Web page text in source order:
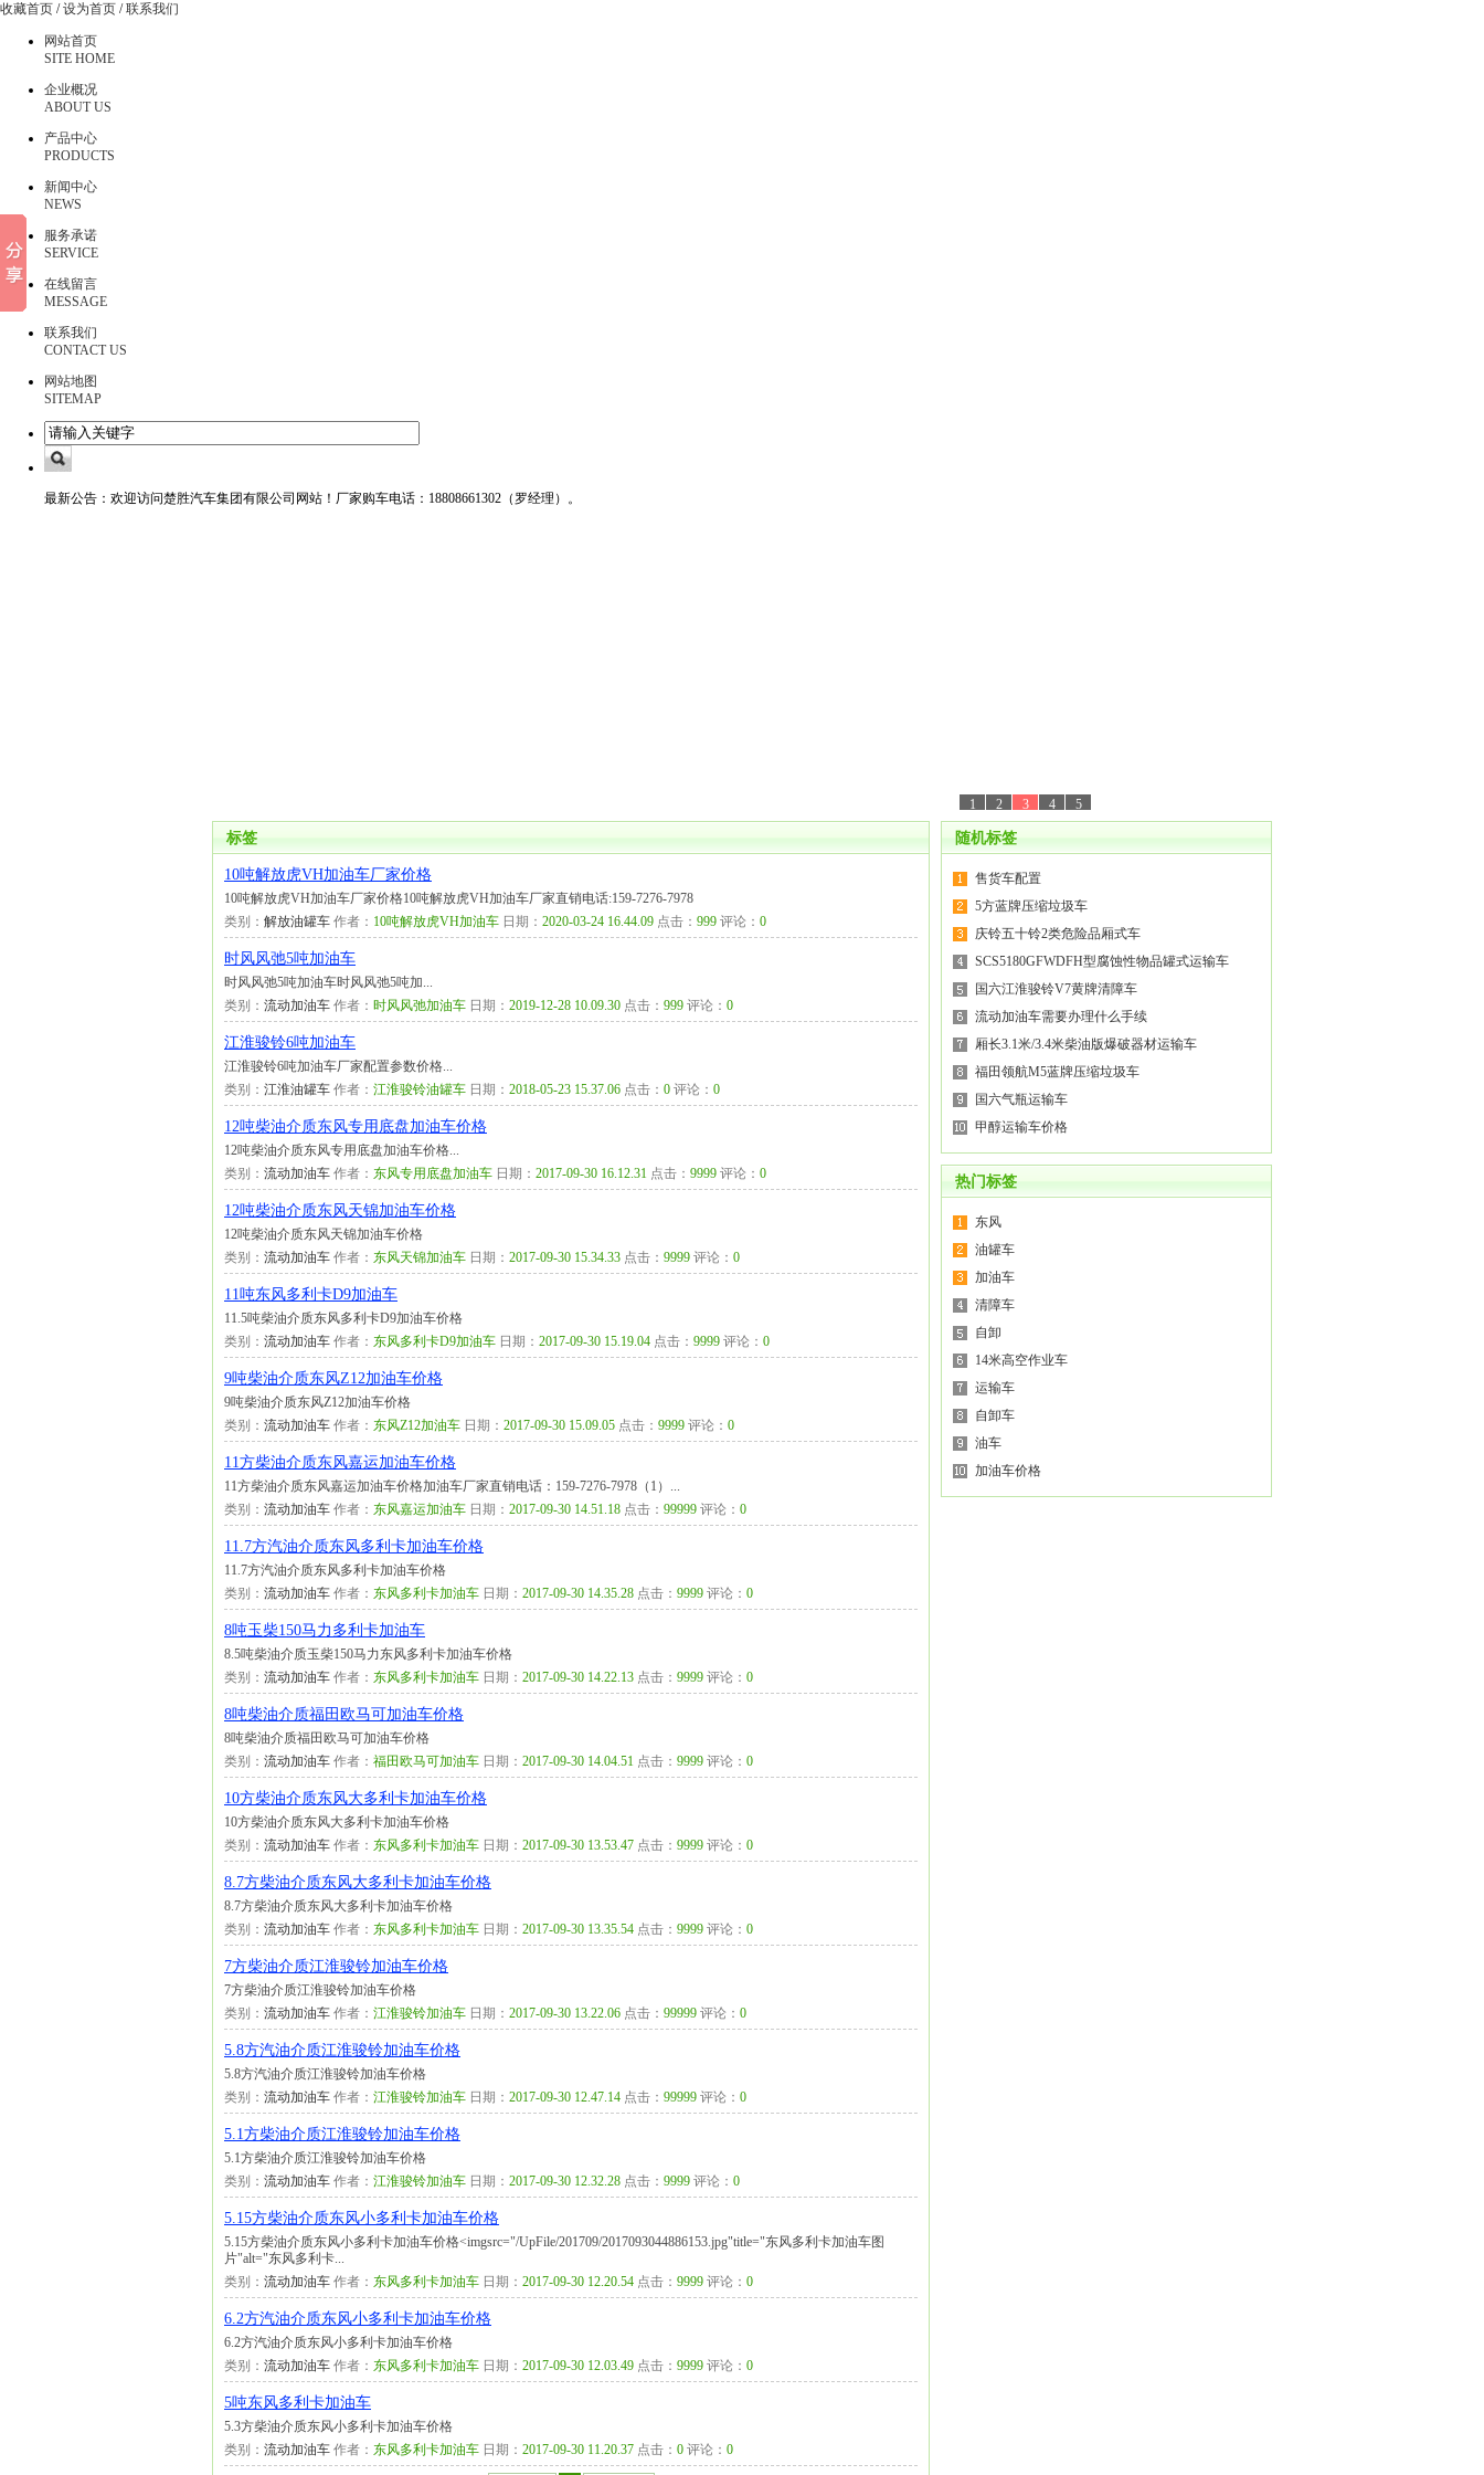
收藏首页 /设为首页 /联系我们
网站首页
SITE HOME
企业概况
ABOUT US
产品中心
PRODUCTS
新闻中心
NEWS
服务承诺
SERVICE
在线留言
MESSAGE
联系我们
CONTACT US
网站地图
SITEMAP
最新公告： 欢迎访问楚胜汽车集团有限公司网站！厂家购车电话：18808661302（罗经理）。
5
4
3
2
1
标签
10吨解放虎VH加油车厂家价格
10吨解放虎VH加油车厂家价格10吨解放虎VH加油车厂家直销电话:159-7276-7978
类别： 解放油罐车 作者： 10吨解放虎VH加油车 日期： 2020-03-24 16.44.09 点击： 999 评论： 0
时风风弛5吨加油车
时风风弛5吨加油车时风风弛5吨加...
类别： 流动加油车 作者： 时风风弛加油车 日期： 2019-12-28 10.09.30 点击： 999 评论： 0
江淮骏铃6吨加油车
江淮骏铃6吨加油车厂家配置参数价格...
类别： 江淮油罐车 作者： 江淮骏铃油罐车 日期： 2018-05-23 15.37.06 点击： 0 评论： 0
12吨柴油介质东风专用底盘加油车价格
12吨柴油介质东风专用底盘加油车价格...
类别： 流动加油车 作者： 东风专用底盘加油车 日期： 2017-09-30 16.12.31 点击： 9999 评论： 0
12吨柴油介质东风天锦加油车价格
12吨柴油介质东风天锦加油车价格
类别： 流动加油车 作者： 东风天锦加油车 日期： 2017-09-30 15.34.33 点击： 9999 评论： 0
11吨东风多利卡D9加油车
11.5吨柴油介质东风多利卡D9加油车价格
类别： 流动加油车 作者： 东风多利卡D9加油车 日期： 2017-09-30 15.19.04 点击： 9999 评论： 0
9吨柴油介质东风Z12加油车价格
9吨柴油介质东风Z12加油车价格
类别： 流动加油车 作者： 东风Z12加油车 日期： 2017-09-30 15.09.05 点击： 9999 评论： 0
11方柴油介质东风嘉运加油车价格
11方柴油介质东风嘉运加油车价格加油车厂家直销电话：159-7276-7978（1）...
类别： 流动加油车 作者： 东风嘉运加油车 日期： 2017-09-30 14.51.18 点击： 99999 评论： 0
11.7方汽油介质东风多利卡加油车价格
11.7方汽油介质东风多利卡加油车价格
类别： 流动加油车 作者： 东风多利卡加油车 日期： 2017-09-30 14.35.28 点击： 9999 评论： 0
8吨玉柴150马力多利卡加油车
8.5吨柴油介质玉柴150马力东风多利卡加油车价格
类别： 流动加油车 作者： 东风多利卡加油车 日期： 2017-09-30 14.22.13 点击： 9999 评论： 0
8吨柴油介质福田欧马可加油车价格
8吨柴油介质福田欧马可加油车价格
类别： 流动加油车 作者： 福田欧马可加油车 日期： 2017-09-30 14.04.51 点击： 9999 评论： 0
10方柴油介质东风大多利卡加油车价格
10方柴油介质东风大多利卡加油车价格
类别： 流动加油车 作者： 东风多利卡加油车 日期： 2017-09-30 13.53.47 点击： 9999 评论： 0
8.7方柴油介质东风大多利卡加油车价格
8.7方柴油介质东风大多利卡加油车价格
类别： 流动加油车 作者： 东风多利卡加油车 日期： 2017-09-30 13.35.54 点击： 9999 评论： 0
7方柴油介质江淮骏铃加油车价格
7方柴油介质江淮骏铃加油车价格
类别： 流动加油车 作者： 江淮骏铃加油车 日期： 2017-09-30 13.22.06 点击： 99999 评论： 0
5.8方汽油介质江淮骏铃加油车价格
5.8方汽油介质江淮骏铃加油车价格
类别： 流动加油车 作者： 江淮骏铃加油车 日期： 2017-09-30 12.47.14 点击： 99999 评论： 0
5.1方柴油介质江淮骏铃加油车价格
5.1方柴油介质江淮骏铃加油车价格
类别： 流动加油车 作者： 江淮骏铃加油车 日期： 2017-09-30 12.32.28 点击： 9999 评论： 0
5.15方柴油介质东风小多利卡加油车价格
5.15方柴油介质东风小多利卡加油车价格<imgsrc="/UpFile/201709/2017093044886153.jpg"title="东风多利卡加油车图
片"alt="东风多利卡...
类别： 流动加油车 作者： 东风多利卡加油车 日期： 2017-09-30 12.20.54 点击： 9999 评论： 0
6.2方汽油介质东风小多利卡加油车价格
6.2方汽油介质东风小多利卡加油车价格
类别： 流动加油车 作者： 东风多利卡加油车 日期： 2017-09-30 12.03.49 点击： 9999 评论： 0
5吨东风多利卡加油车
5.3方柴油介质东风小多利卡加油车价格
类别： 流动加油车 作者： 东风多利卡加油车 日期： 2017-09-30 11.20.37 点击： 0 评论： 0
随机标签
售货车配置
5方蓝牌压缩垃圾车
庆铃五十铃2类危险品厢式车
SCS5180GFWDFH型腐蚀性物品罐式运输车
国六江淮骏铃V7黄牌清障车
流动加油车需要办理什么手续
厢长3.1米/3.4米柴油版爆破器材运输车
福田领航M5蓝牌压缩垃圾车
国六气瓶运输车
甲醇运输车价格
热门标签
东风
油罐车
加油车
清障车
自卸
14米高空作业车
运输车
自卸车
油车
加油车价格